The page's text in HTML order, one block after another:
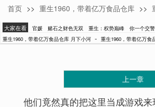
月下小河
首页 >> 重生1960，带着亿万食品仓库 >>
大家在看 官媛 赌石之财色无双 重生：权势巅峰 你一个交
重生1960，带着亿万食品仓库 月下小河 - 重生1960，带着亿万食
上一章
他们竟然真的把这里当成游戏来